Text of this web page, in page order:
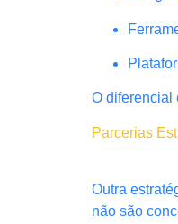
O diferencial
Parcerias
Outra
não são